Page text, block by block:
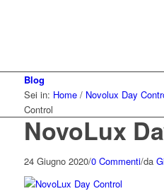
Blog
Sei in: Home / Novolux Day
Control
NovoLux
24 Giugno 2020/0 Commenti/da